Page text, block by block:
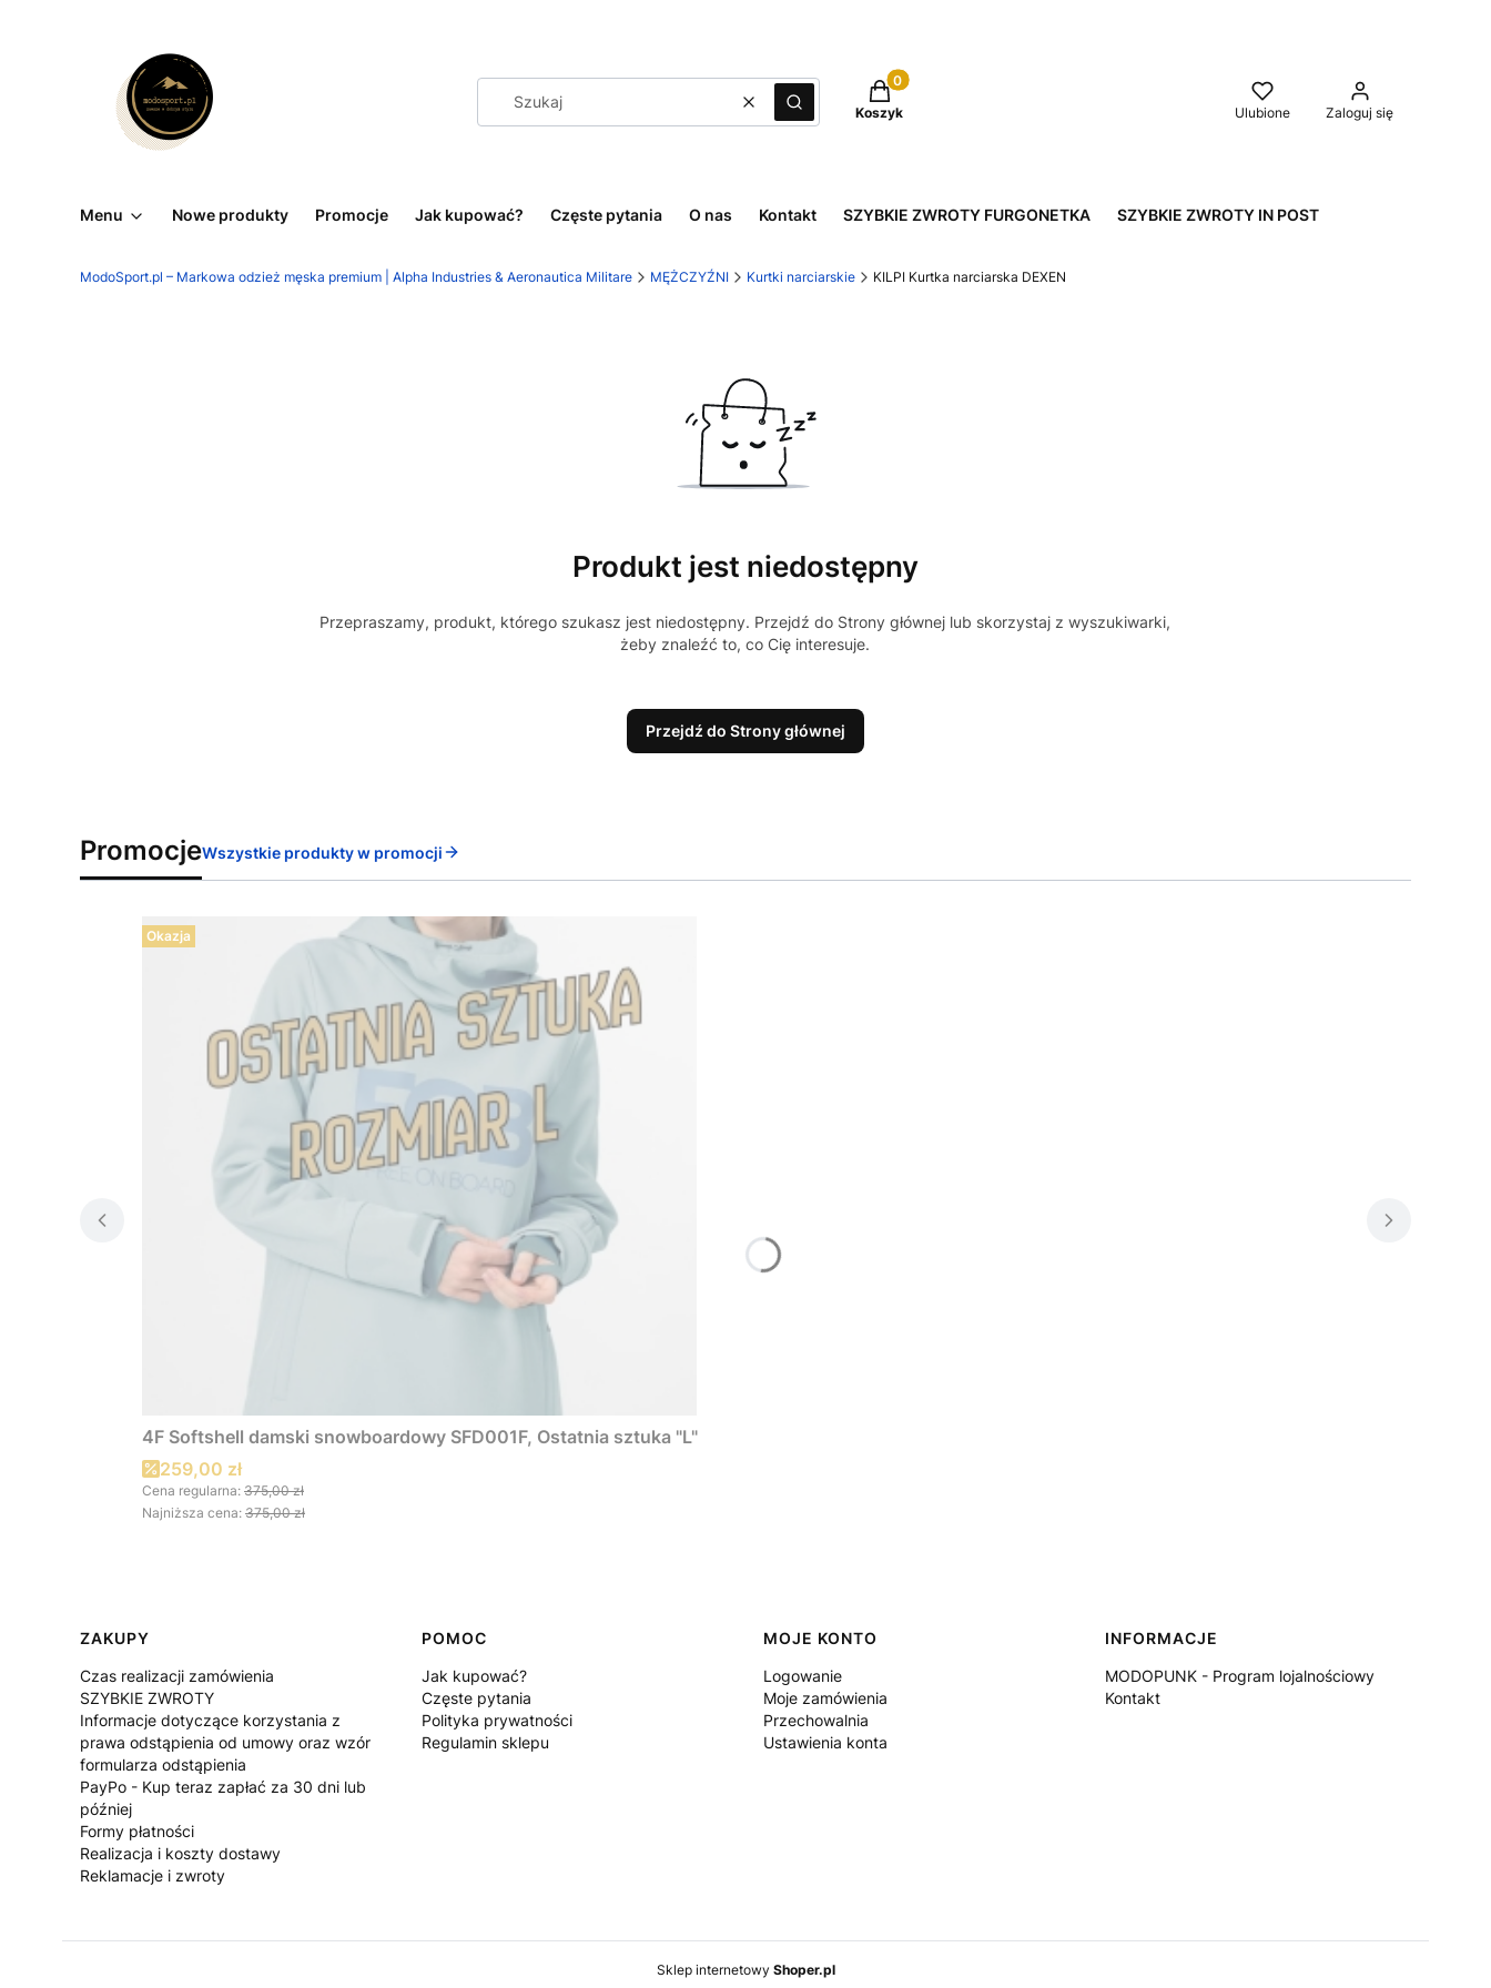
WyczyśćSzukaj
Produkty w koszyku: 0. Zobacz szczegóły
Koszyk Ulubione Zaloguj się
Menu Nowe produkty Promocje Jak kupować? Częste pytania O nas Kontakt SZYBKIE ZWROTY FURGONETKA SZYBKIE ZWROTY IN POST
ModoSport.pl – Markowa odzież męska premium | Alpha Industries & Aeronautica Militare MĘŻCZYŹNI Kurtki narciarskie KILPI Kurtka narciarska DEXEN
Produkt jest niedostępny
Przepraszamy, produkt, którego szukasz jest niedostępny. Przejdź do Strony głównej lub skorzystaj z wyszukiwarki,
żeby znaleźć to, co Cię interesuje.
Przejdź do Strony głównej
PromocjeWszystkie produkty w promocji
Okazja
4F Softshell damski snowboardowy SFD001F, Ostatnia sztuka "L"
Cena promocyjna
259,00 zł
Cena regularna: 375,00 zł
Najniższa cena: 375,00 zł
Linki w stopce
ZAKUPY
Czas realizacji zamówienia
SZYBKIE ZWROTY
Informacje dotyczące korzystania z
prawa odstąpienia od umowy oraz wzór
formularza odstąpienia
PayPo - Kup teraz zapłać za 30 dni lub
później
Formy płatności
Realizacja i koszty dostawy
Reklamacje i zwroty
POMOC
Jak kupować?
Częste pytania
Polityka prywatności
Regulamin sklepu
MOJE KONTO
Logowanie
Moje zamówienia
Przechowalnia
Ustawienia konta
INFORMACJE
MODOPUNK - Program lojalnościowy
Kontakt
Sklep internetowy Shoper.pl